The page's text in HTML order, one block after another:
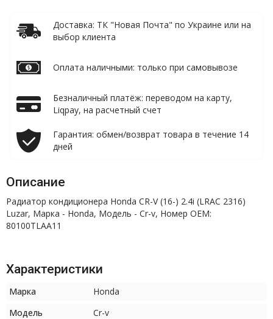
Доставка: ТК "Новая Почта" по Украине или на
выбор клиента
Оплата наличными: только при самовывозе
Безналичный платёж: переводом на карту,
Liqpay, на расчетный счет
Гарантия: обмен/возврат товара в течение 14
дней
Описание
Радиатор кондиционера Honda CR-V (16-) 2.4i (LRAC 2316)
Luzar, Марка - Honda, Модель - Cr-v, Номер OEM:
80100TLAA11
Характеристики
Марка
Honda
Модель
Cr-v